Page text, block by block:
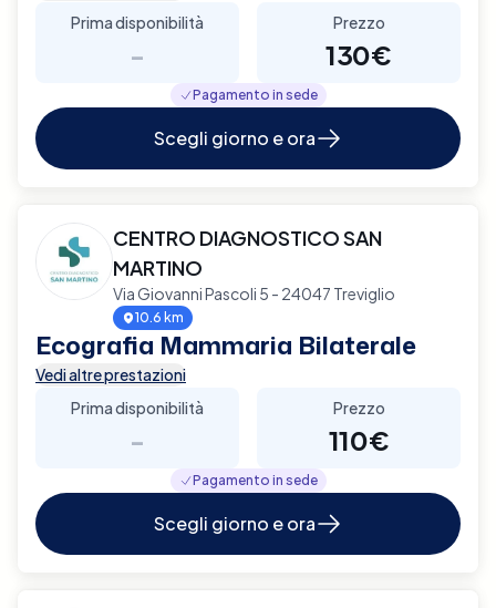
Prima disponibilità
-
Prezzo
130€
Pagamento in sede
Scegli giorno e ora
CENTRO DIAGNOSTICO SAN
MARTINO
Via Giovanni Pascoli 5 - 24047 Treviglio
10.6 km
Ecografia Mammaria Bilaterale
Vedi altre prestazioni
Prima disponibilità
-
Prezzo
110€
Pagamento in sede
Scegli giorno e ora